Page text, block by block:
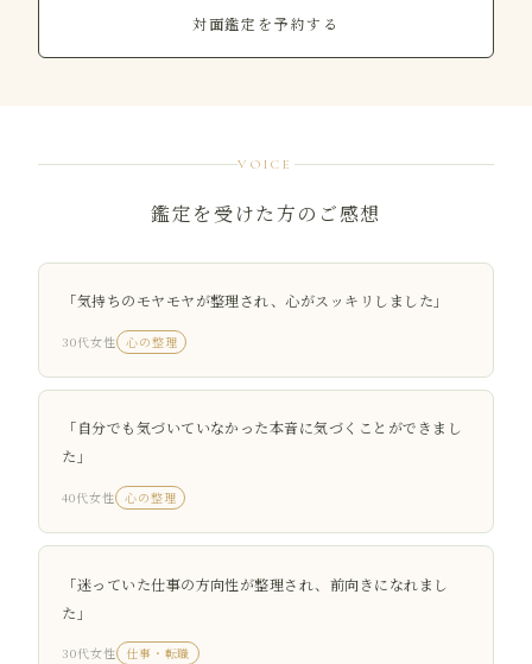
対面鑑定を予約する
VOICE
鑑定を受けた方のご感想
「気持ちのモヤモヤが整理され、心がスッキリしました」
30代女性 心の整理
「自分でも気づいていなかった本音に気づくことができまし
た」
40代女性 心の整理
「迷っていた仕事の方向性が整理され、前向きになれまし
た」
30代女性 仕事・転職